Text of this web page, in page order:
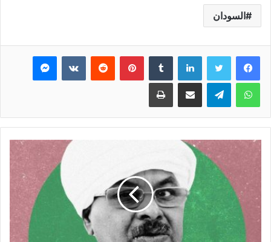
السودان
فيسبوك تويتر لينكدإن بينتيريست ماسنجر
واتساب تيلقرام مشاركة عبر البريد طباعة